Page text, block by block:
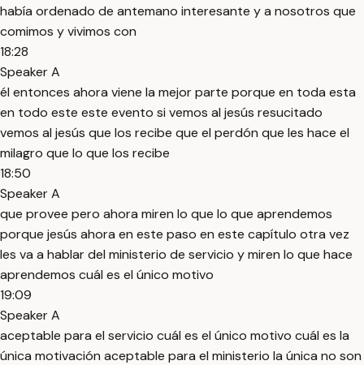
había ordenado de antemano interesante y a nosotros que
comimos y vivimos con
18:28
Speaker A
él entonces ahora viene la mejor parte porque en toda esta
en todo este este evento si vemos al jesús resucitado
vemos al jesús que los recibe que el perdón que les hace el
milagro que lo que los recibe
18:50
Speaker A
que provee pero ahora miren lo que lo que aprendemos
porque jesús ahora en este paso en este capítulo otra vez
les va a hablar del ministerio de servicio y miren lo que hace
aprendemos cuál es el único motivo
19:09
Speaker A
aceptable para el servicio cuál es el único motivo cuál es la
única motivación aceptable para el ministerio la única no son